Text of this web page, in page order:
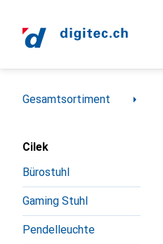
Navigation nach Kategorien
Gesamtsortiment
Cilek
Bürostuhl
Gaming Stuhl
Pendelleuchte